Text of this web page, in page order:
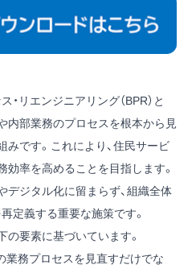
リエンジニアリング（BPR）と
内部業務のプロセスを根本から見
みです。これにより、住民サービ
効率を高めることを目指します。
デジタル化に留まらず、組織全体
定義する重要な施策です。
の要素に基づいています。
業務プロセスを見直すだけでな